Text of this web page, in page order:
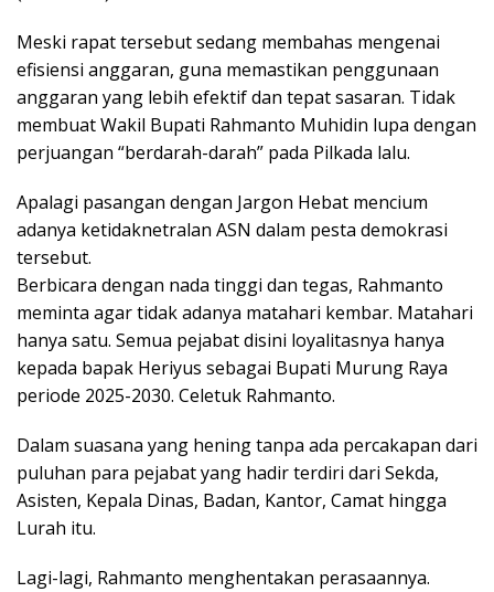
Meski rapat tersebut sedang membahas mengenai
efisiensi anggaran, guna memastikan penggunaan
anggaran yang lebih efektif dan tepat sasaran. Tidak
membuat Wakil Bupati Rahmanto Muhidin lupa dengan
perjuangan “berdarah-darah” pada Pilkada lalu.
Apalagi pasangan dengan Jargon Hebat mencium
adanya ketidaknetralan ASN dalam pesta demokrasi
tersebut.
Berbicara dengan nada tinggi dan tegas, Rahmanto
meminta agar tidak adanya matahari kembar. Matahari
hanya satu. Semua pejabat disini loyalitasnya hanya
kepada bapak Heriyus sebagai Bupati Murung Raya
periode 2025-2030. Celetuk Rahmanto.
Dalam suasana yang hening tanpa ada percakapan dari
puluhan para pejabat yang hadir terdiri dari Sekda,
Asisten, Kepala Dinas, Badan, Kantor, Camat hingga
Lurah itu.
Lagi-lagi, Rahmanto menghentakan perasaannya.